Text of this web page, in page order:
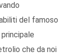
del famoso
che da noi